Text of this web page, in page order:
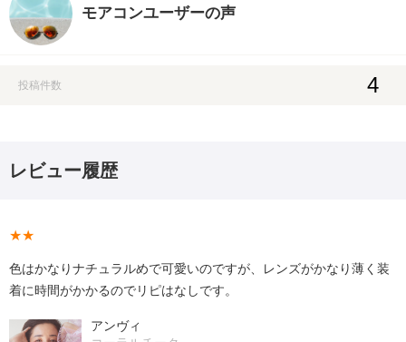
モアコンユーザーの声
投稿件数 4
レビュー履歴
★★
色はかなりナチュラルめで可愛いのですが、レンズがかなり薄く装
着に時間がかかるのでリピはなしです。
アンヴィ